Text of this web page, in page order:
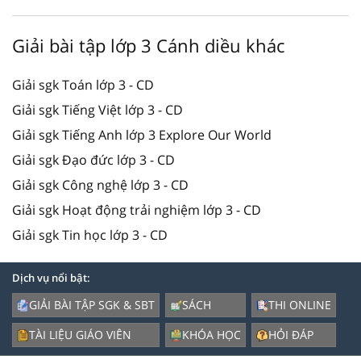
Giải bài tập lớp 3 Cánh diều khác
Giải sgk Toán lớp 3 - CD
Giải sgk Tiếng Việt lớp 3 - CD
Giải sgk Tiếng Anh lớp 3 Explore Our World
Giải sgk Đạo đức lớp 3 - CD
Giải sgk Công nghệ lớp 3 - CD
Giải sgk Hoạt động trải nghiệm lớp 3 - CD
Giải sgk Tin học lớp 3 - CD
Dịch vụ nổi bật:
GIẢI BÀI TẬP SGK & SBT
TÀI LIỆU GIÁO VIÊN
SÁCH
KHÓA HỌC
THI ONLINE
HỎI ĐÁP